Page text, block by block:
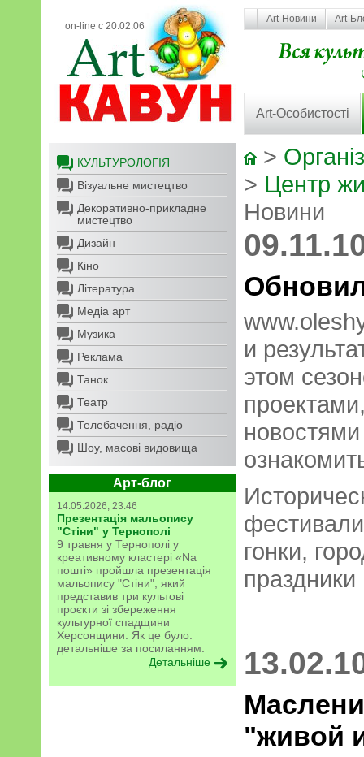
on-line с 20.02.06
Art-Новини Art-
Art-Особистості
КУЛЬТУРОЛОГІЯ
Візуальне мистецтво
Декоративно-прикладне
мистецтво
Дизайн
Кіно
Література
Медіа арт
Музика
Реклама
Танок
Театр
Телебачення, радіо
Шоу, масові видовища
Арт-блог
14.05.2026, 23:46
Презентація мальопису
"Стіни" у Тернополі
9 травня у Тернополі у
креативному кластері «Na
пошті» пройшла презентація
мальопису "Стіни", який
представив три культові
проєкти зі збереження
культурної спадщини
Херсонщини. Як це було:
детальніше за посиланням.
Детальніше
>
> Центр
Новини
и
этом
гонки,
живой